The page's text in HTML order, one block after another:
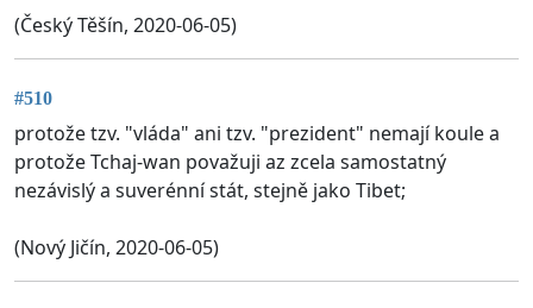
(Český Těšín, 2020-06-05)
#510
protože tzv. "vláda" ani tzv. "prezident" nemají koule a
protože Tchaj-wan považuji az zcela samostatný
nezávislý a suverénní stát, stejně jako Tibet;
(Nový Jičín, 2020-06-05)